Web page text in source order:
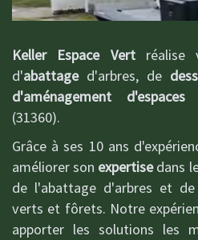
Keller Espace Vertréalise
d'abattaged'arbres, de
d'aménagement d'espaces
(31360).
Grâce à ses 10 ans
améliorer son expertisedans
de l'abattage d'arbres et
verts et fôrets. Notre
apporter les solutions les